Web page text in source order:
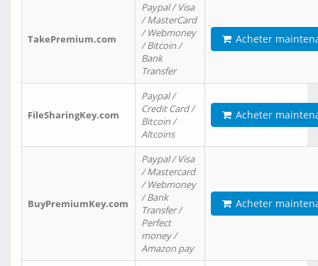
TakePremium.com
Paypal / Visa
/ MasterCard
/ Webmoney
/ Bitcoin /
Bank
Transfer
Acheter
FileSharingKey.com
Paypal /
Credit Card /
Bitcoin /
Altcoins
Acheter
BuyPremiumKey.com
Paypal / Visa
/ Mastercard
/ Webmoney
/ Bank
Transfer /
Perfect
money /
Amazon pay
Acheter